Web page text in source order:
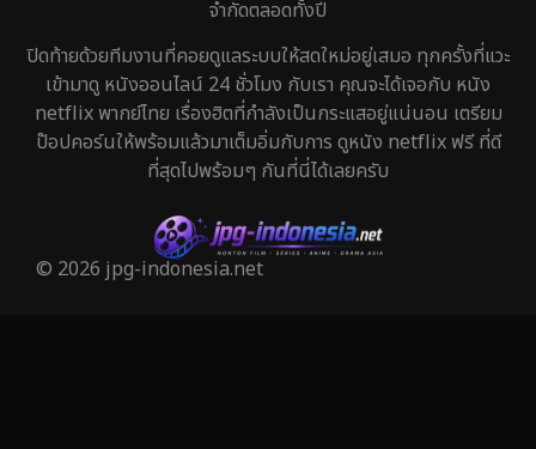
จำกัดตลอดทั้งปี
ปิดท้ายด้วยทีมงานที่คอยดูแลระบบให้สดใหม่อยู่เสมอ ทุกครั้งที่แวะ
เข้ามาดู หนังออนไลน์ 24 ชั่วโมง กับเรา คุณจะได้เจอกับ หนัง
netflix พากย์ไทย เรื่องฮิตที่กำลังเป็นกระแสอยู่แน่นอน เตรียม
ป๊อปคอร์นให้พร้อมแล้วมาเต็มอิ่มกับการ ดูหนัง netflix ฟรี ที่ดี
ที่สุดไปพร้อมๆ กันที่นี่ได้เลยครับ
© 2026 jpg-indonesia.net